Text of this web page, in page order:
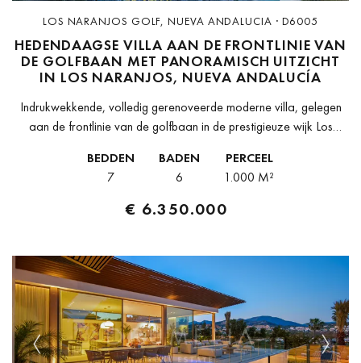
LOS NARANJOS GOLF, NUEVA ANDALUCIA · D6005
HEDENDAAGSE VILLA AAN DE FRONTLINIE VAN
DE GOLFBAAN MET PANORAMISCH UITZICHT
IN LOS NARANJOS, NUEVA ANDALUCÍA
Indrukwekkende, volledig gerenoveerde moderne villa, gelegen
aan de frontlinie van de golfbaan in de prestigieuze wijk Los
exclusieve omgeving combineert...
BEDDEN
7
BADEN
6
PERCEEL
1.000 M²
€ 6.350.000
Previous Next